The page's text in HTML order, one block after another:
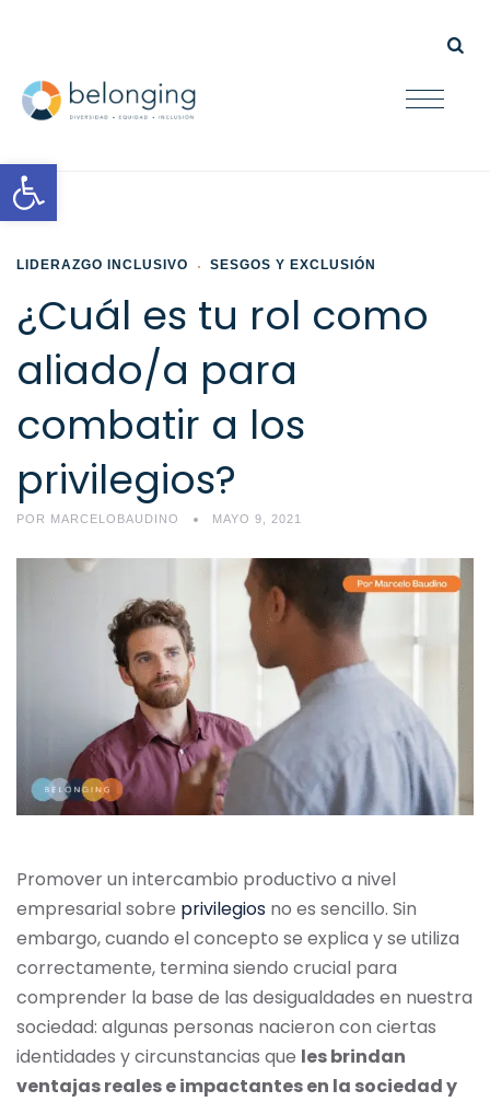
Open toolbar
LIDERAZGO INCLUSIVO SESGOS Y EXCLUSIÓN
¿Cuál es tu rol como
aliado/a para
combatir a los
privilegios?
POR MARCELOBAUDINO MAYO 9, 2021
Promover un intercambio productivo a nivel
empresarial sobre privilegios no es sencillo. Sin
embargo, cuando el concepto se explica y se utiliza
correctamente, termina siendo crucial para
comprender la base de las desigualdades en nuestra
sociedad: algunas personas nacieron con ciertas
identidades y circunstancias que les brindan
ventajas reales e impactantes en la sociedad y